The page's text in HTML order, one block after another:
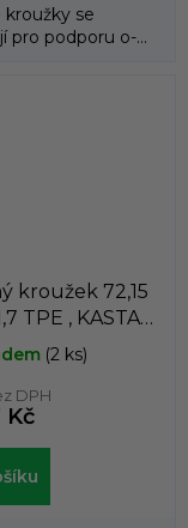
kroužky se
pro podporu o-
kroužek 72,15
TPE , KASTAS ,
1
(2 ks)
DPH
Kč